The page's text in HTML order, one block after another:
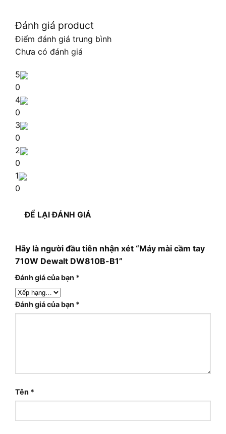
Đánh giá product
Điểm đánh giá trung bình
Chưa có đánh giá
5
0
4
0
3
0
2
0
1
0
ĐỂ LẠI ĐÁNH GIÁ
Hãy là người đầu tiên nhận xét “Máy mài cầm tay
710W Dewalt DW810B-B1”
Đánh giá của bạn *
Đánh giá của bạn *
Tên *